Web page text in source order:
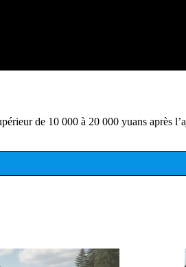
de 10 000 à 20 000 yuans après